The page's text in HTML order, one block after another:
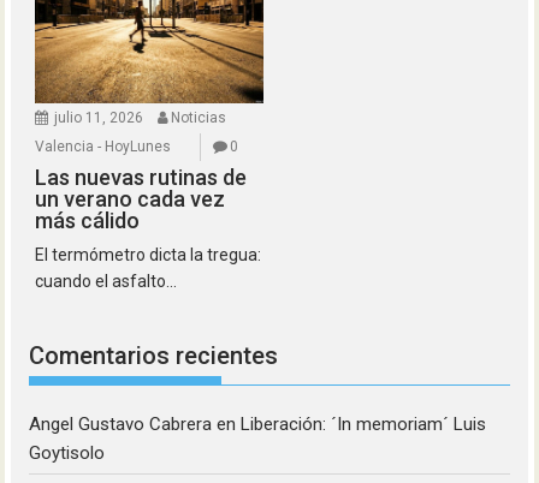
julio 11, 2026
Noticias
Valencia - HoyLunes
0
Las nuevas rutinas de
un verano cada vez
más cálido
El termómetro dicta la tregua:
cuando el asfalto...
Comentarios recientes
Angel Gustavo Cabrera en Liberación: ´In memoriam´ Luis
Goytisolo